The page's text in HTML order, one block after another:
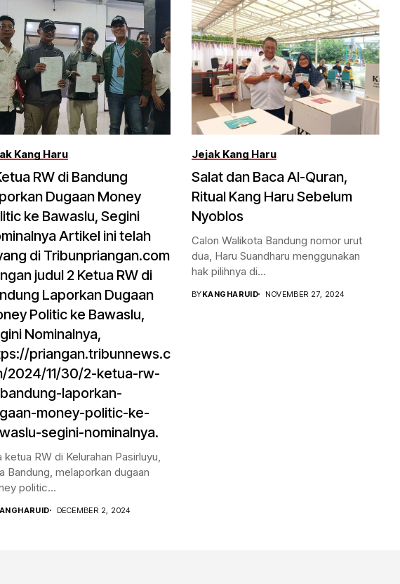
Kang Haru
RW di Bandung
Dugaan Money
ke Bawaslu, Segini
Artikel ini telah
di Tribunpriangan.com
judul 2 Ketua RW di
Laporkan Dugaan
Politic ke Bawaslu,
Nominalnya,
priangan.tribunnews.c
2024/11/30/2-ketua-rw-
laporkan-
money-politic-ke-
segini-nominalnya.
ketua RW di Kelurahan Pasirluyu,
Bandung, melaporkan dugaan
politic...
DECEMBER 2, 2024
Jejak Kang Haru
Salat dan Baca Al-Quran,
Ritual Kang Haru Sebelum
Nyoblos
Calon Walikota Bandung nomor urut
dua, Haru Suandharu menggunakan
hak pilihnya di...
BYKANGHARUID NOVEMBER 27, 2024